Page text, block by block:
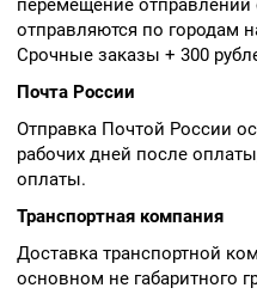
перемещение отправлений
отправляются по городам
Срочные заказы + 300
Почта России
Отправка Почтой России
рабочих дней после
оплаты.
Транспортная компания
Доставка транспортной
основном не габаритного